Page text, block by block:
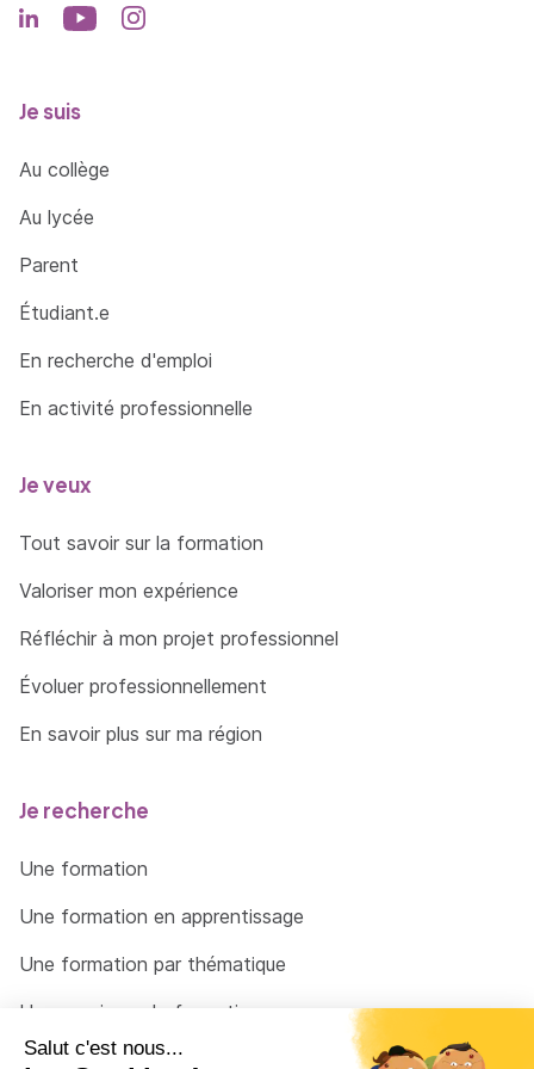
métier et de bureaux d'études ingénierie
Recrutement des prestataires du projet
menuiseries , peinture, plomberie,
ébénisterie ).
Planification des différentes phases
d'architecture et design d`intérieur
Management des équipes sur le chantier
d'architecture et design d`intérieur, comptes-
rendus de réunions de chantier et suivi du
réception des travaux d'architecture et
Je suis
Au collège
Au lycée
Parent
Étudiant.e
En recherche d'emploi
En activité professionnelle
Je veux
Tout savoir sur la formation
Valoriser mon expérience
Réfléchir à mon projet professionnel
Évoluer professionnellement
En savoir plus sur ma région
Je recherche
Une formation
Une formation en apprentissage
Une formation par thématique
Un organisme de formation
Un conseiller